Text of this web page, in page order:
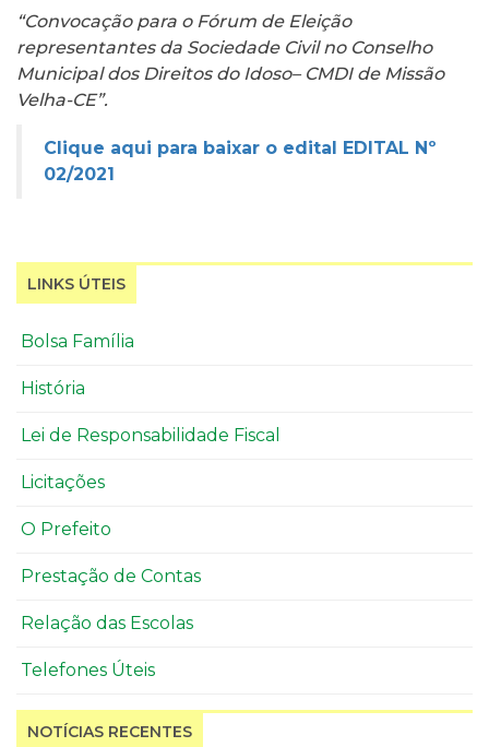
“Convocação para o Fórum de Eleição
representantes da Sociedade Civil no Conselho
Municipal dos Direitos do Idoso– CMDI de Missão
Velha-CE”.
Clique aqui para baixar o edital EDITAL Nº
02/2021
LINKS ÚTEIS
Bolsa Família
História
Lei de Responsabilidade Fiscal
Licitações
O Prefeito
Prestação de Contas
Relação das Escolas
Telefones Úteis
NOTÍCIAS RECENTES